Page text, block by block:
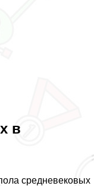
в
средневековых